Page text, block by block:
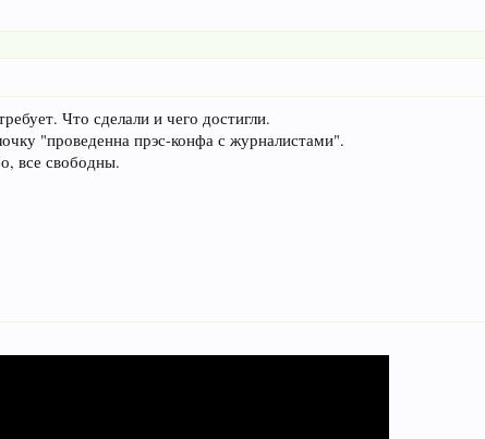
Что сделали и чего достигли.
"проведенна прэс-конфа с журналистами".
все свободны.